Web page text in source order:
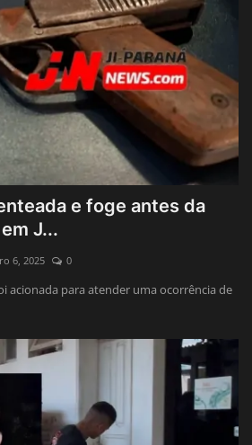
e foge antes da
J...
6, 2025 0
acionada para atender uma ocorrência de